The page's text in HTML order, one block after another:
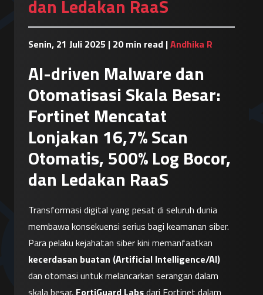
dan Ledakan RaaS
Senin, 21 Juli 2025 | 20 min read |Andhika R
AI-driven Malware dan
Otomatisasi Skala Besar:
Fortinet Mencatat
Lonjakan 16,7% Scan
Otomatis, 500% Log Bocor,
dan Ledakan RaaS
Transformasi digital yang pesat di seluruh dunia
membawa konsekuensi serius bagi keamanan siber.
kecerdasan buatan (Artificial Intelligence/AI)
dan otomasi untuk melancarkan serangan dalam
skala besar. FortiGuard Labs dari Fortinet dalam